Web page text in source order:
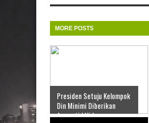
MORE POSTS
Presiden Setuju Kelompok
Din Minimi Diberikan
Amnesti | Video